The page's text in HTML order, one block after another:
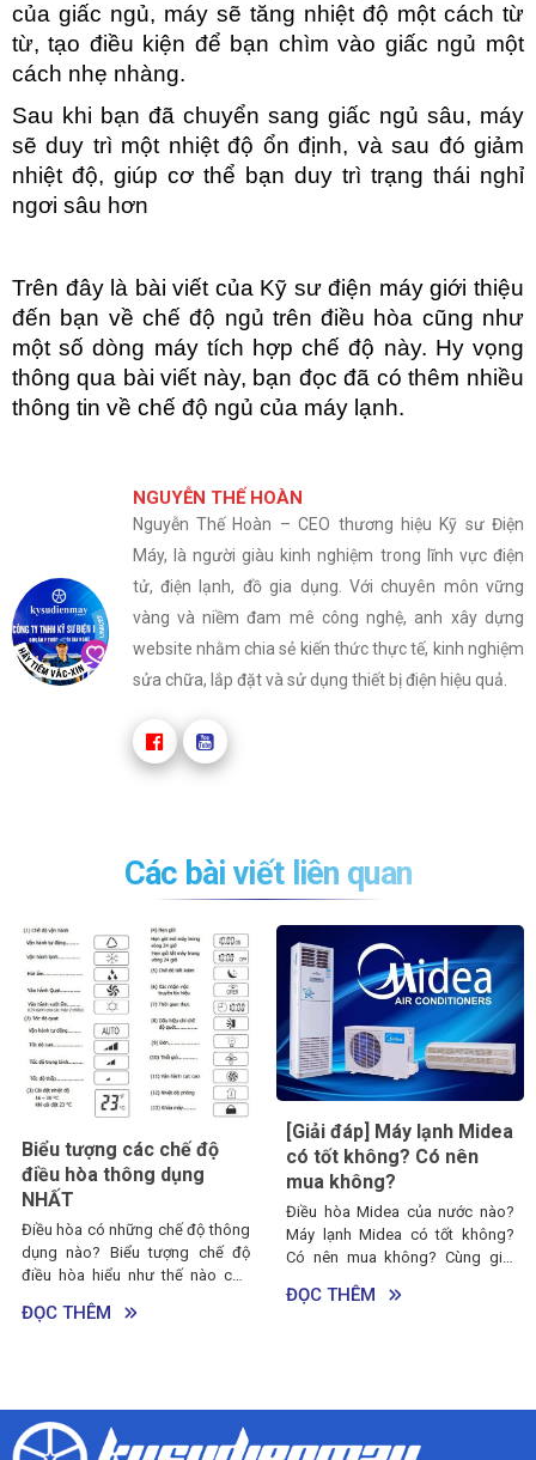
của giấc ngủ, máy sẽ tăng nhiệt độ một cách từ
từ, tạo điều kiện để bạn chìm vào giấc ngủ một
cách nhẹ nhàng.
Sau khi bạn đã chuyển sang giấc ngủ sâu, máy
sẽ duy trì một nhiệt độ ổn định, và sau đó giảm
nhiệt độ, giúp cơ thể bạn duy trì trạng thái nghỉ
ngơi sâu hơn
Trên đây là bài viết của Kỹ sư điện máy giới thiệu
đến bạn về chế độ ngủ trên điều hòa cũng như
một số dòng máy tích hợp chế độ này. Hy vọng
thông qua bài viết này, bạn đọc đã có thêm nhiều
thông tin về chế độ ngủ của máy lạnh.
NGUYỄN THẾ HOÀN
Nguyễn Thế Hoàn – CEO thương hiệu Kỹ sư Điện
Máy, là người giàu kinh nghiệm trong lĩnh vực điện
tử, điện lạnh, đồ gia dụng. Với chuyên môn vững
vàng và niềm đam mê công nghệ, anh xây dựng
website nhằm chia sẻ kiến thức thực tế, kinh nghiệm
sửa chữa, lắp đặt và sử dụng thiết bị điện hiệu quả.
Các bài viết liên quan
độ
có tốt không? Có nên
mua không?
Điều hòa Midea của nước nào?
Máy lạnh Midea có tốt không?
Có nên mua không? Cùng giải
đáp những thắc mắc này trong
bài viết sau nhé!
Máy lạnh Nagakawa có
tốt không? Top 5 lý do
nên mua điều hòa
Nagakawa
Máy lạnh Nagakawa có
không? Có nên mua điều
Nagakawa không? Cùng
khảo bài viết này nhé!